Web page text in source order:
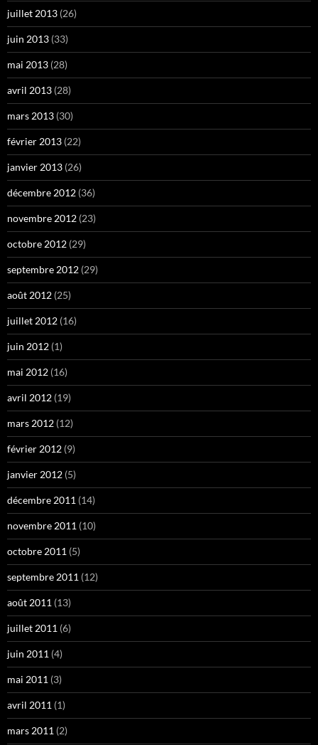
juillet 2013 (26)
juin 2013 (33)
mai 2013 (28)
avril 2013 (28)
mars 2013 (30)
février 2013 (22)
janvier 2013 (26)
décembre 2012 (36)
novembre 2012 (23)
octobre 2012 (29)
septembre 2012 (29)
août 2012 (25)
juillet 2012 (16)
juin 2012 (1)
mai 2012 (16)
avril 2012 (19)
mars 2012 (12)
février 2012 (9)
janvier 2012 (5)
décembre 2011 (14)
novembre 2011 (10)
octobre 2011 (5)
septembre 2011 (12)
août 2011 (13)
juillet 2011 (6)
juin 2011 (4)
mai 2011 (3)
avril 2011 (1)
mars 2011 (2)